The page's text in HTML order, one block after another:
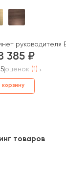
руководителя
385
оценок (1)
корзину
товаров